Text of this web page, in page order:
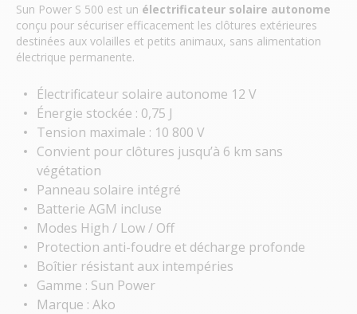
Sun Power S 500 est un électrificateur solaire autonome
conçu pour sécuriser efficacement les clôtures extérieures
destinées aux volailles et petits animaux, sans alimentation
électrique permanente.
Électrificateur solaire autonome 12 V
Énergie stockée : 0,75 J
Tension maximale : 10 800 V
Convient pour clôtures jusqu’à 6 km sans
végétation
Panneau solaire intégré
Batterie AGM incluse
Modes High / Low / Off
Protection anti-foudre et décharge profonde
Boîtier résistant aux intempéries
Gamme : Sun Power
Marque : Ako